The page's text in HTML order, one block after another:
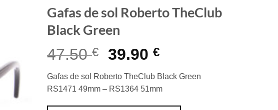
quiero
Gafas de sol Roberto TheClub
Black Green
47.50€
El
precio
original
era:
39.90 €El
precio
actual
es:
Gafas de sol Roberto TheClub Black Green
RS1471 49mm – RS1364 51mm